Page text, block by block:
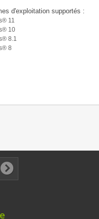
d'exploitation supportés :
11
10
8.1
8